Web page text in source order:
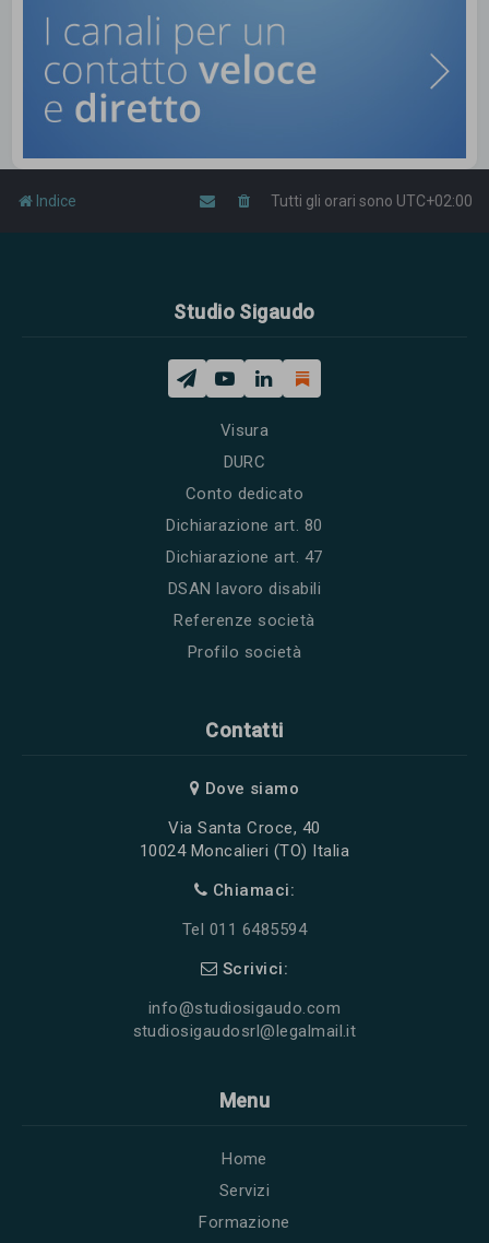
Indice Tutti gli orari sono UTC+02:00
Studio Sigaudo
Visura
DURC
Conto dedicato
Dichiarazione art. 80
Dichiarazione art. 47
DSAN lavoro disabili
Referenze società
Profilo società
Contatti
Dove siamo
Via Santa Croce, 40
10024 Moncalieri (TO) Italia
Chiamaci:
Tel 011 6485594
Scrivici:
info@studiosigaudo.com
studiosigaudosrl@legalmail.it
Menu
Home
Servizi
Formazione